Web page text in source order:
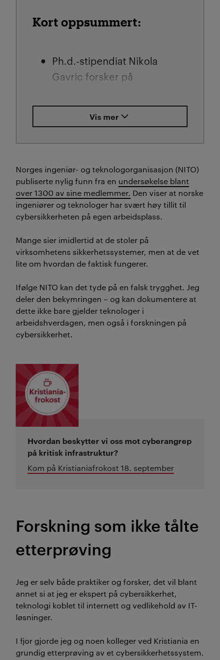
Kort oppsummert:
Ph.d.-stipendiat Nikola
Gavric forsker på
gjennom et anerkjent
sikkerhetssystem - og funnet
datagrunnlag og
transparens.
For å sikre digital
infrastruktur kreves det
kritisk etterprøving, åpenhet
og realistisk testing, ikke
bare tillt til teknologi og
imponerende begreper,
skriver Gavric.
(Sammendraget er laget av KI og
kvalitetssikret av redaksjonen
Vis mer
Norges ingeniør- og teknologorganisasjon (NITO)
publiserte nylig funn fra en undersøkelse blant
over 1300 av sine medlemmer. Den viser at norske
ingeniører og teknologer har svært høy tillit til
cybersikkerheten på egen arbeidsplass.
Mange sier imidlertid at de stoler på
virksomhetens sikkerhetssystemer, men at de vet
lite om hvordan de faktisk fungerer.
Ifølge NITO kan det tyde på en falsk trygghet. Jeg
deler den bekymringen – og kan dokumentere at
dette ikke bare gjelder teknologer i
arbeidshverdagen, men også i forskningen på
cybersikkerhet.
Hvordan beskytter vi oss mot cyberangrep
på kritisk infrastruktur?
Kom på Kristianiafrokost 18. september
Forskning som ikke tålte
etterprøving
Jeg er selv både praktiker og forsker, det vil blant
annet si at jeg er ekspert på cybersikkerhet,
teknologi koblet til internett og vedlikehold av IT-
løsninger.
I fjor gjorde jeg og noen kolleger ved Kristiania en
grundig etterprøving av et cybersikkerhetssystem.